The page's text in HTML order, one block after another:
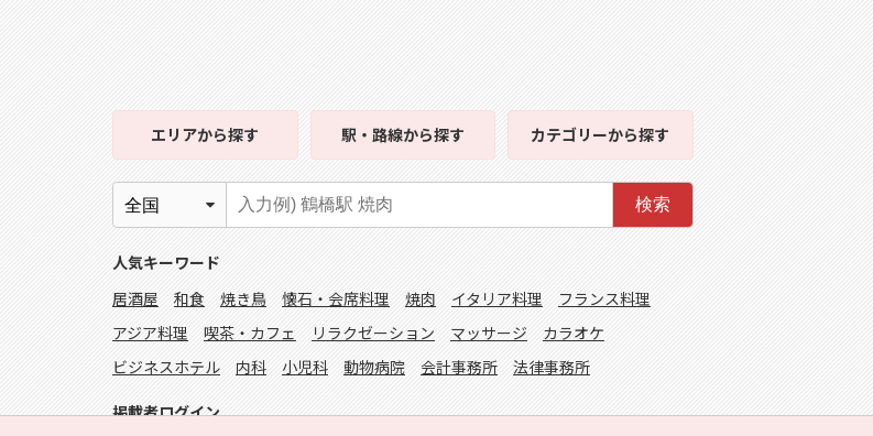
エリアから探す 駅・路線から探す カテゴリーから探す
検索
人気キーワード
居酒屋
和食 焼き鳥 懐石・会席料理 焼肉 イタリア料理
フランス料理
アジア料理
喫茶・カフェ リラクゼーション マッサージ
カラオケ
ビジネスホテル
内科 小児科 動物病院 会計事務所 法律事務所
掲載者ログイン